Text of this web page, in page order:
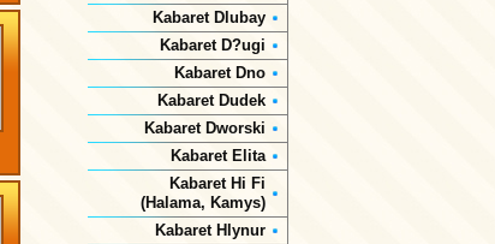
Kabaret Dlubay
Kabaret D?ugi
Kabaret Dno
Kabaret Dudek
Kabaret Dworski
Kabaret Elita
Kabaret Hi Fi
(Halama, Kamys)
Kabaret Hlynur